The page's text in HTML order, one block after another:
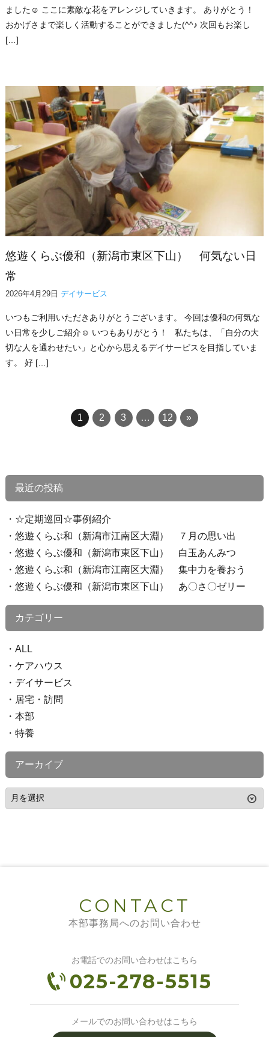
ました☺ ここに素敵な花をアレンジしていきます。 ありがとう！
おかげさまで楽しく活動することができました(^^♪ 次回もお楽し
[…]
悠遊くらぶ優和（新潟市東区下山） 何気ない日
常
2026年4月29日 デイサービス
いつもご利用いただきありがとうございます。 今回は優和の何気な
い日常を少しご紹介☺ いつもありがとう！ 私たちは、「自分の大
切な人を通わせたい」と心から思えるデイサービスを目指していま
す。 好 […]
1 2 3 … 12 »
最近の投稿
☆定期巡回☆事例紹介
悠遊くらぶ和（新潟市江南区大淵） ７月の思い出
悠遊くらぶ優和（新潟市東区下山） 白玉あんみつ
悠遊くらぶ和（新潟市江南区大淵） 集中力を養おう
悠遊くらぶ優和（新潟市東区下山） あ〇さ〇ゼリー
カテゴリー
ALL
ケアハウス
デイサービス
居宅・訪問
本部
特養
アーカイブ
CONTACT
本部事務局へのお問い合わせ
お電話でのお問い合わせはこちら
025-278-5515
メールでのお問い合わせはこちら